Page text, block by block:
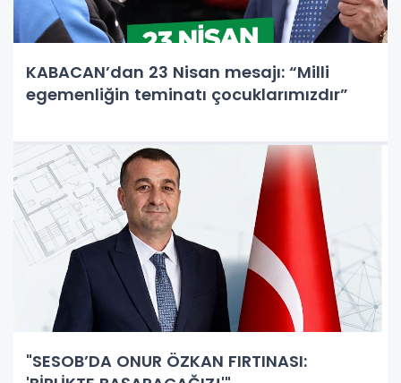
KABACAN’dan 23 Nisan mesajı: “Milli
egemenliğin teminatı çocuklarımızdır”
"SESOB’DA ONUR ÖZKAN FIRTINASI: